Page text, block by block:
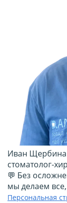
Иван Щербина
стоматолог-
💬 Без
мы делаем
Персональная